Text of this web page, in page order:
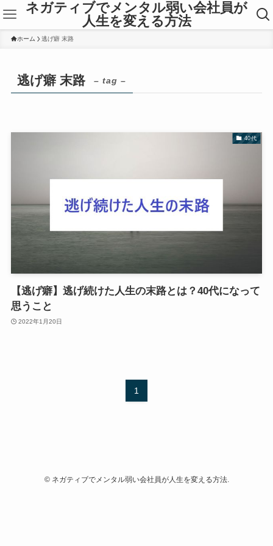
ネガティブでメンタル弱い会社員が
人生を変える方法
ホーム 逃げ癖 末路
逃げ癖 末路 – tag –
40代
【逃げ癖】逃げ続けた人生の末路とは？40代になって
思うこと
2022年1月20日
1
©ネガティブでメンタル弱い会社員が人生を変える方法.